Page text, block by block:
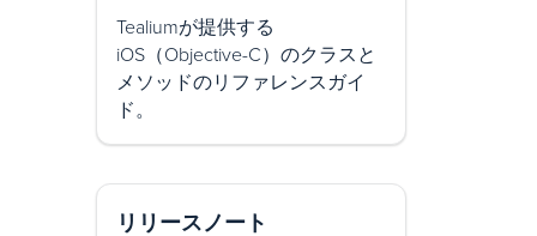
Tealiumが提供する
iOS（Objective-C）のクラスと
メソッドのリファレンスガイ
ド。
リリースノート